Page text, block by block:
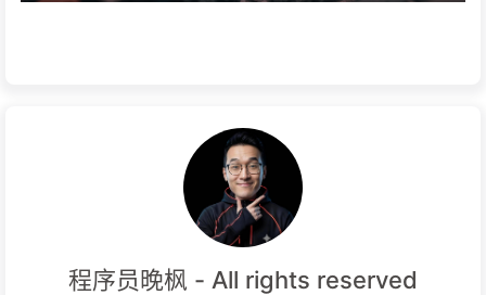
程序员晚枫 - All rights reserved